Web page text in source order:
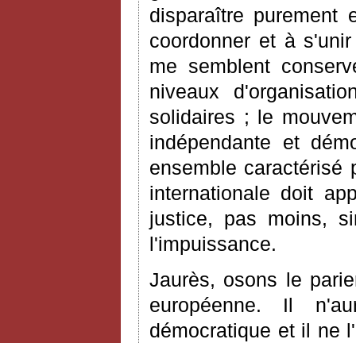
disparaître purement
coordonner et à
me semblent
niveaux
solidaires ; le
indépendante et
ensemble caractérisé
internationale doit
justice, pas moins,
l'impuissance.
Jaurès, osons le
européenne. Il
démocratique et il ne